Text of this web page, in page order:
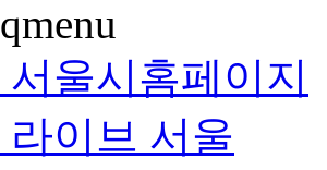
서울시홈페이지
라이브 서울